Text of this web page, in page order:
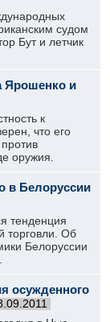
судом
Бут и летчик
и
к
что его
оружия.
в Белоруссии
тенденция
торговли. Об
Белоруссии
осужденного